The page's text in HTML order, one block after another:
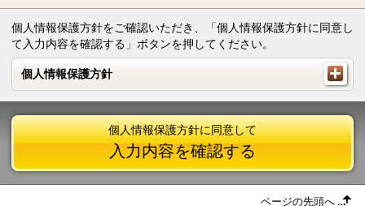
個人情報保護方針をご確認いただき、「個人情報保護方針に同意し
て入力内容を確認する」ボタンを押してください。
個人情報保護方針
個人情報保護方針
個人情報保護方針に同意して
入力内容を確認する
ページの先頭へ